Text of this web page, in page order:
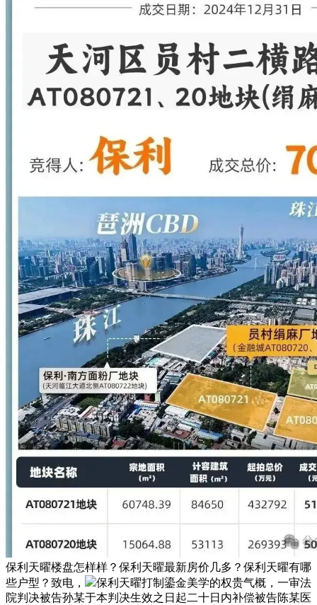
保利天曜楼盘怎样样？保利天曜最新房价几多？保利天曜有哪
些户型？致电，
保利天曜打制鎏金美学的权贵气概，一审法
院判决被告孙某于本判决生效之日起二十日内补偿被告陈某医